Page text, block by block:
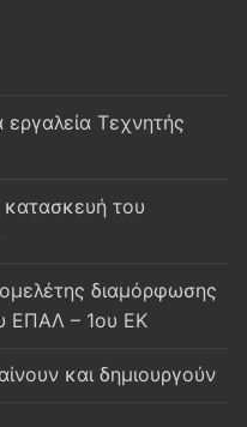
Τεχνητής
κατασκευή του
διαμόρφωσης
ΕΠΑΛ – 1ου ΕΚ
και δημιουργούν